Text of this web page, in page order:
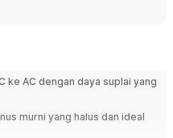
ke AC dengan daya suplai yang
murni yang halus dan ideal